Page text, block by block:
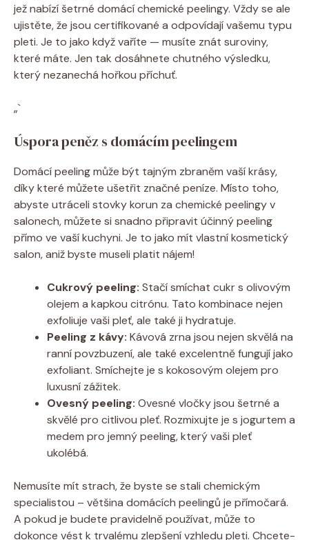
jež nabízí šetrné domácí chemické peelingy. Vždy se ale
ujistěte, že jsou certifikované a odpovídají vašemu typu
pleti. Je to jako když vaříte — musíte znát suroviny,
které máte. Jen tak dosáhnete chutného výsledku,
který nezanechá hořkou příchuť.
„`
Úspora peněz s domácím peelingem
Domácí peeling může být tajným zbraněm vaší krásy,
díky které můžete ušetřit značné peníze. Místo toho,
abyste utráceli stovky korun za chemické peelingy v
salonech, můžete si snadno připravit účinný peeling
přímo ve vaší kuchyni. Je to jako mít vlastní kosmetický
salon, aniž byste museli platit nájem!
Cukrový peeling: Stačí smíchat cukr s olivovým
olejem a kapkou citrónu. Tato kombinace nejen
exfoliuje vaši pleť, ale také ji hydratuje.
Peeling z kávy: Kávová zrna jsou nejen skvělá na
ranní povzbuzení, ale také excelentně fungují jako
exfoliant. Smíchejte je s kokosovým olejem pro
luxusní zážitek.
Ovesný peeling: Ovesné vločky jsou šetrné a
skvělé pro citlivou pleť. Rozmixujte je s jogurtem a
medem pro jemný peeling, který vaši pleť
ukolébá.
Nemusíte mít strach, že byste se stali chemickým
specialistou – většina domácích peelingů je přímočará.
A pokud je budete pravidelně používat, může to
dokonce vést k trvalému zlepšení vzhledu pleti. Chcete-